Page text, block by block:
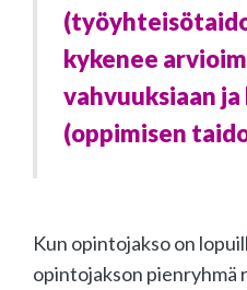
kykenee
vahvuuksiaan
(oppimisen
Kun opintojakso on
opintojakson pienryhmä